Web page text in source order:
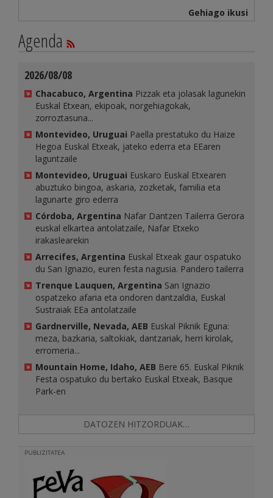
Gehiago ikusi
Agenda
2026/08/08
Chacabuco, Argentina Pizzak eta jolasak lagunekin
Euskal Etxean, ekipoak, norgehiagokak,
zorroztasuna...
Montevideo, Uruguai Paella prestatuko du Haize
Hegoa Euskal Etxeak, jateko ederra eta EEaren
laguntzaile
Montevideo, Uruguai Euskaro Euskal Etxearen
abuztuko bingoa, askaria, zozketak, familia eta
lagunarte giro ederra
Córdoba, Argentina Nafar Dantzen Tailerra Gerora
euskal elkartea antolatzaile, Nafar Etxeko
irakaslearekin
Arrecifes, Argentina Euskal Etxeak gaur ospatuko
du San Ignazio, euren festa nagusia. Pandero tailerra
Trenque Lauquen, Argentina San Ignazio
ospatzeko afaria eta ondoren dantzaldia, Euskal
Sustraiak EEa antolatzaile
Gardnerville, Nevada, AEB Euskal Piknik Eguna:
meza, bazkaria, saltokiak, dantzariak, herri kirolak,
erromeria...
Mountain Home, Idaho, AEB Bere 65. Euskal Piknik
Festa ospatuko du bertako Euskal Etxeak, Basque
Park-en
DATOZEN HITZORDUAK…
PUBLIZITATEA